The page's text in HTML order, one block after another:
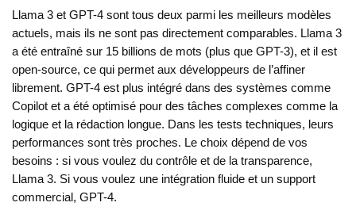
Llama 3 et GPT-4 sont tous deux parmi les meilleurs modèles
actuels, mais ils ne sont pas directement comparables. Llama 3
a été entraîné sur 15 billions de mots (plus que GPT-3), et il est
open-source, ce qui permet aux développeurs de l’affiner
librement. GPT-4 est plus intégré dans des systèmes comme
Copilot et a été optimisé pour des tâches complexes comme la
logique et la rédaction longue. Dans les tests techniques, leurs
performances sont très proches. Le choix dépend de vos
besoins : si vous voulez du contrôle et de la transparence,
Llama 3. Si vous voulez une intégration fluide et un support
commercial, GPT-4.